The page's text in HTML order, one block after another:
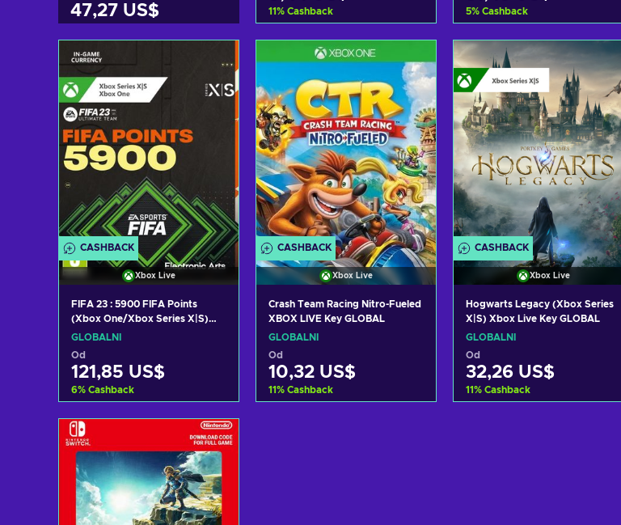
47,27 US$
Zobrazit nabídky
11% Cashback
Přidat do košíku
5% Cashback
Přidat do košíku
Zobrazit nabídky
CASHBACK
Xbox Live
FIFA 23 : 5900 FIFA Points
(Xbox One/Xbox Series X|S)
Xbox Live Key GLOBAL
GLOBÁLNÍ
Od
121,85 US$
6% Cashback
Zobrazit nabídky
CASHBACK
Xbox Live
Crash Team Racing Nitro-Fueled
XBOX LIVE Key GLOBAL
GLOBÁLNÍ
Od
10,32 US$
11% Cashback
CASHBACK
Xbox Live
Hogwarts Legacy (Xbox Series
X|S) Xbox Live Key GLOBAL
GLOBÁLNÍ
Od
32,26 US$
11% Cashback